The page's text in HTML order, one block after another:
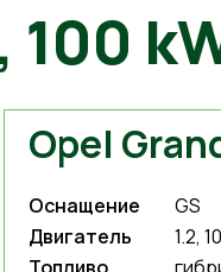
100
Opel
Оснащение
GS
Двигатель
1.2,